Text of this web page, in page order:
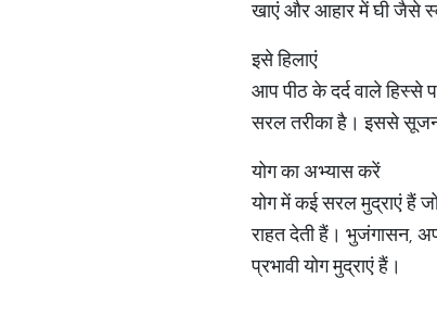
खाएं और आहार में घी जैसे
इसे हिलाएं
आप पीठ के दर्द वाले
सरल तरीका है। इससे सूजन
योग का अभ्यास करें
योग में कई सरल मुद्राएं हैं
राहत देती हैं। भुजंगासन,
प्रभावी योग मुद्राएं हैं।